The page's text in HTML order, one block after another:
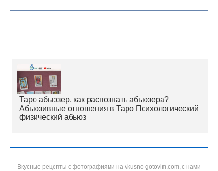
Таро абьюзер, как распознать абьюзера?
Абьюзивные отношения в Таро Психологический
физический абьюз
Вкусные рецепты с фотографиями на vkusno-gotovim.com, с нами